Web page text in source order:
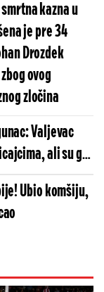
kazna u
je pre 34
Drozdek
ovog
zločina
Valjevac
ali su ga
Ubio komšiju,